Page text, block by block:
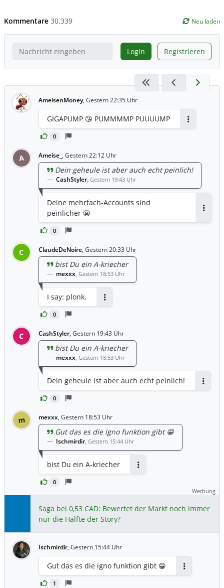
Kommentare 30.339 Neu laden
Login Registrieren
AmeisenMoney, Gestern 22:35 Uhr
0
GIGAPUMP 😘 PUMMMMP PUUUUMP
A Ameise_ , Gestern 22:12 Uhr
0
Dein geheule ist aber auch echt peinlich!
CashStyler, Gestern 19:43 Uhr
Deine mehrfach-Accounts sind
peinlicher 😬
C ClaudeDeNoire, Gestern 20:33 Uhr
0
bist Du ein A-kriecher
mexxx, Gestern 18:53 Uhr
I say: plonk.
C CashStyler, Gestern 19:43 Uhr
0
bist Du ein A-kriecher
mexxx, Gestern 18:53 Uhr
Dein geheule ist aber auch echt peinlich!
m mexxx, Gestern 18:53 Uhr
0
Gut das es die igno funktion gibt 😁
Ischmirdir, Gestern 15:44 Uhr
bist Du ein A-kriecher
Werbung
Saga bei 0,53 CAD: Bewertet der Markt noch immer
nur die Hälfte der Story?
Ischmirdir, Gestern 15:44 Uhr
1
Gut das es die igno funktion gibt 😁